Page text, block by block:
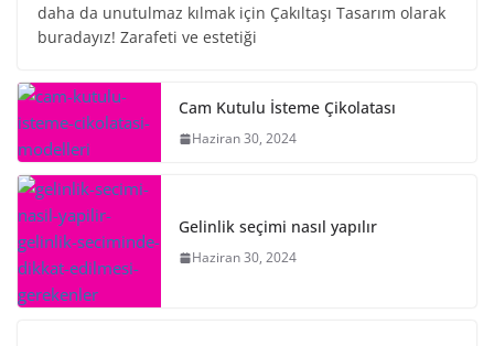
daha da unutulmaz kılmak için Çakıltaşı Tasarım olarak
buradayız! Zarafeti ve estetiği
Cam Kutulu İsteme Çikolatası
Haziran 30, 2024
Gelinlik seçimi nasıl yapılır
Haziran 30, 2024